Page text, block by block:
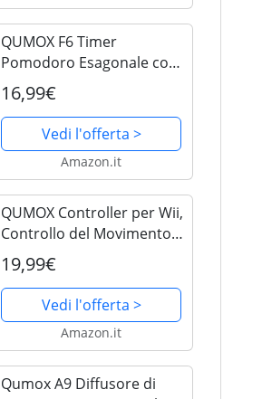
QUMOX F6 Timer
Pomodoro Esagonale con
Gravità, Vibrazione/Suono
Regolabile, 6 Intervalli,
Ricaricabile USB-C per
Studio, Lavoro, ADHD
16,99€
Vedi l'offerta >
Amazon.it
QUMOX Controller per Wii,
Controllo del Movimento a
Distanza, Telecomando e
Nunchuk, Console di
Ricambio Compatibile con
Wii e Wii U con Custodia
19,99€
Vedi l'offerta >
Amazon.it
Qumox A9 Diffusore di